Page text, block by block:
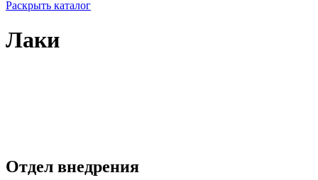
Раскрыть каталог
Лаки
Отдел внедрения